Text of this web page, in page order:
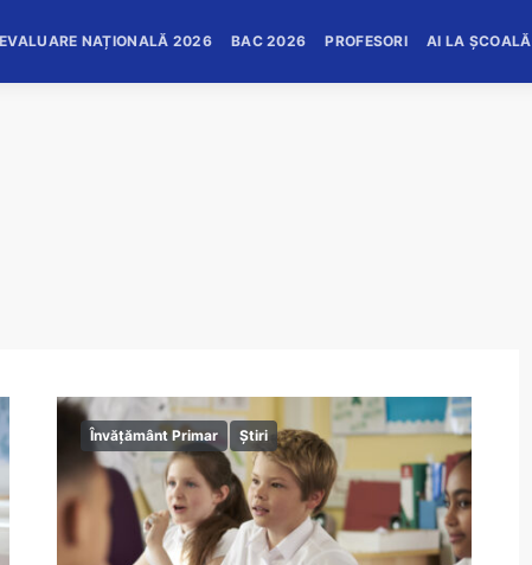
EVALUARE NAȚIONALĂ 2026 BAC 2026 PROFESORI AI LA ȘCOALĂ
Învățământ Primar Știri